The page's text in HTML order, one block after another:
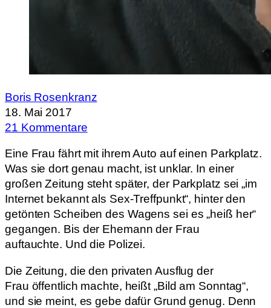
Boris Rosenkranz
18. Mai 2017
21 Kommentare
Eine Frau fährt mit ihrem Auto auf einen Parkplatz.
Was sie dort genau macht, ist unklar. In einer
großen Zeitung steht später, der Parkplatz sei „im
Internet bekannt als Sex-Treffpunkt“, hinter den
getönten Scheiben des Wagens sei es „heiß her“
gegangen. Bis der Ehemann der Frau
auftauchte. Und die Polizei.
Die Zeitung, die den privaten Ausflug der
Frau öffentlich machte, heißt „Bild am Sonntag“,
und sie meint, es gebe dafür Grund genug. Denn